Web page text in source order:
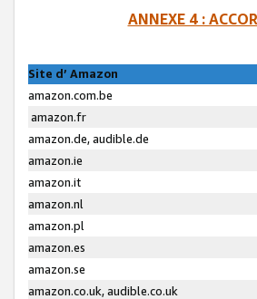
ANNEXE 4 :
Site d’ Amazon
amazon.com.be
amazon.fr
amazon.de, audible.de
amazon.ie
amazon.it
amazon.nl
amazon.pl
amazon.es
amazon.se
amazon.co.uk, audible.co.uk